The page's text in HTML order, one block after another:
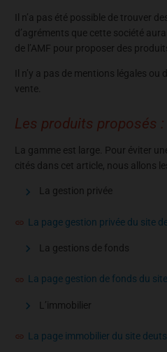
Il n’a pas été possible de trouver
d’agréments que cette société
de l’AMF pour proposer des
Il n’y a pas de mentions légales
vente.
Les produits proposés :
La gamme est large. Pour éviter
cités dans cet article, nous allons
La gestion privée
La page gestion privée du site
La gestions de fonds
La page gestion de fonds du
L’immobilier
La page immobilier du site